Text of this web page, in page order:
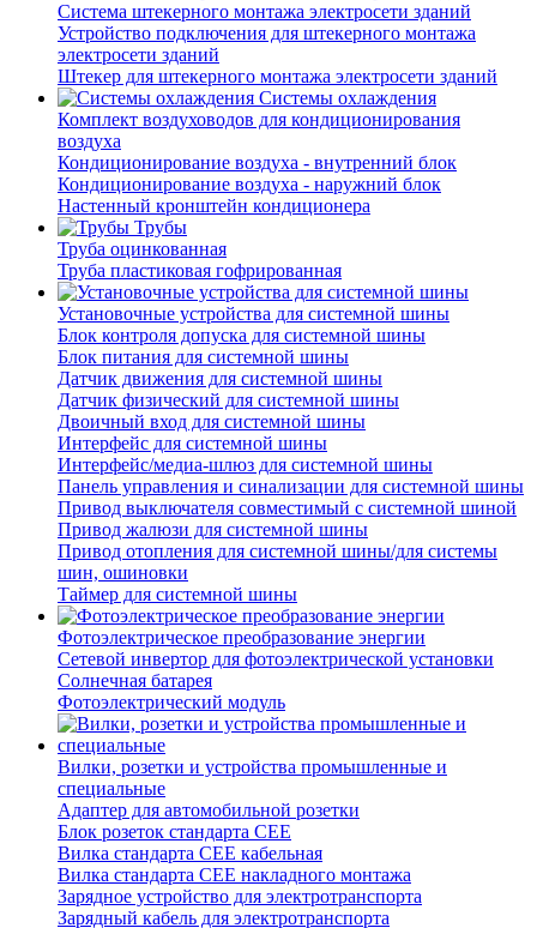
Система штекерного монтажа электросети зданий
Устройство подключения для штекерного монтажа
электросети зданий
Штекер для штекерного монтажа электросети зданий
Системы охлаждения
Комплект воздуховодов для кондиционирования
воздуха
Кондиционирование воздуха - внутренний блок
Кондиционирование воздуха - наружний блок
Настенный кронштейн кондиционера
Трубы
Труба оцинкованная
Труба пластиковая гофрированная
Установочные устройства для системной шины
Блок контроля допуска для системной шины
Блок питания для системной шины
Датчик движения для системной шины
Датчик физический для системной шины
Двоичный вход для системной шины
Интерфейс для системной шины
Интерфейс/медиа-шлюз для системной шины
Панель управления и синализации для системной шины
Привод выключателя совместимый с системной шиной
Привод жалюзи для системной шины
Привод отопления для системной шины/для системы
шин, ошиновки
Таймер для системной шины
Фотоэлектрическое преобразование энергии
Сетевой инвертор для фотоэлектрической установки
Солнечная батарея
Фотоэлектрический модуль
Вилки, розетки и устройства промышленные и
специальные
Адаптер для автомобильной розетки
Блок розеток стандарта CEE
Вилка стандарта CEE кабельная
Вилка стандарта CEE накладного монтажа
Зарядное устройство для электротранспорта
Зарядный кабель для электротранспорта